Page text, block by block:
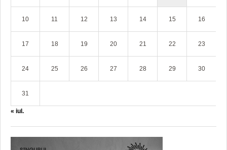
10 11 12 13 14 15 16
17 18 19 20 21 22 23
24 25 26 27 28 29 30
31
« iul.